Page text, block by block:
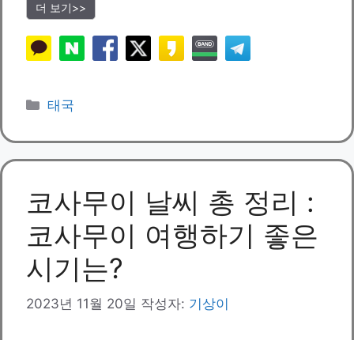
더 보기>>
카
고
리
태국
코사무이 날씨 총 정리 :
코사무이 여행하기 좋은
시기는?
2023년 11월 20일 작성자: 기상이